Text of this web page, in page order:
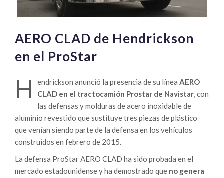
AERO CLAD de Hendrickson
en el ProStar
H endrickson anunció la presencia de su línea AERO
CLAD en el tractocamión Prostar de Navistar, con
las defensas y molduras de acero inoxidable de
aluminio revestido que sustituye tres piezas de plástico
que venían siendo parte de la defensa en los vehículos
construidos en febrero de 2015.
La defensa ProStar AERO CLAD ha sido probada en el
mercado estadounidense y ha demostrado que no genera